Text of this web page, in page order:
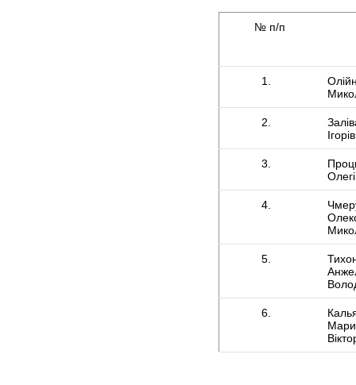
№ п/п
1.
2.
3.
4.
5.
6.